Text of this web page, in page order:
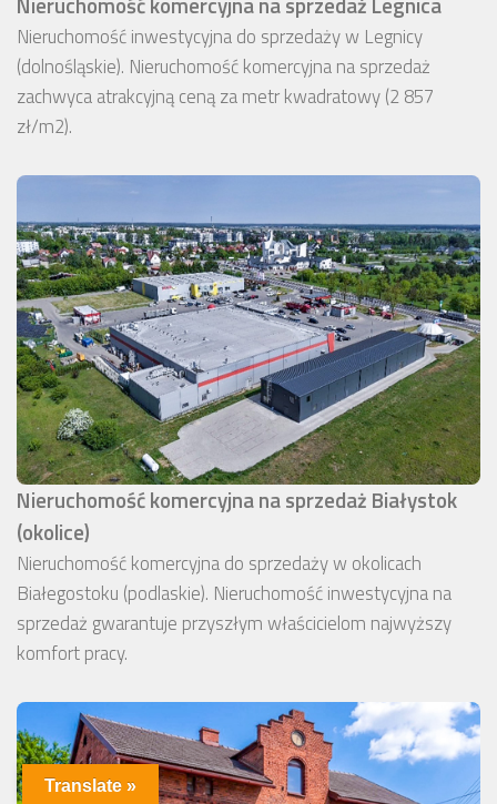
Nieruchomość inwestycyjna do sprzedaży w Legnicy
(dolnośląskie). Nieruchomość komercyjna na sprzedaż
zachwyca atrakcyjną ceną za metr kwadratowy (2 857
zł/m2).
Nieruchomość komercyjna na sprzedaż Białystok
(okolice)
Nieruchomość komercyjna do sprzedaży w okolicach
Białegostoku (podlaskie). Nieruchomość inwestycyjna na
sprzedaż gwarantuje przyszłym właścicielom najwyższy
komfort pracy.
Translate »